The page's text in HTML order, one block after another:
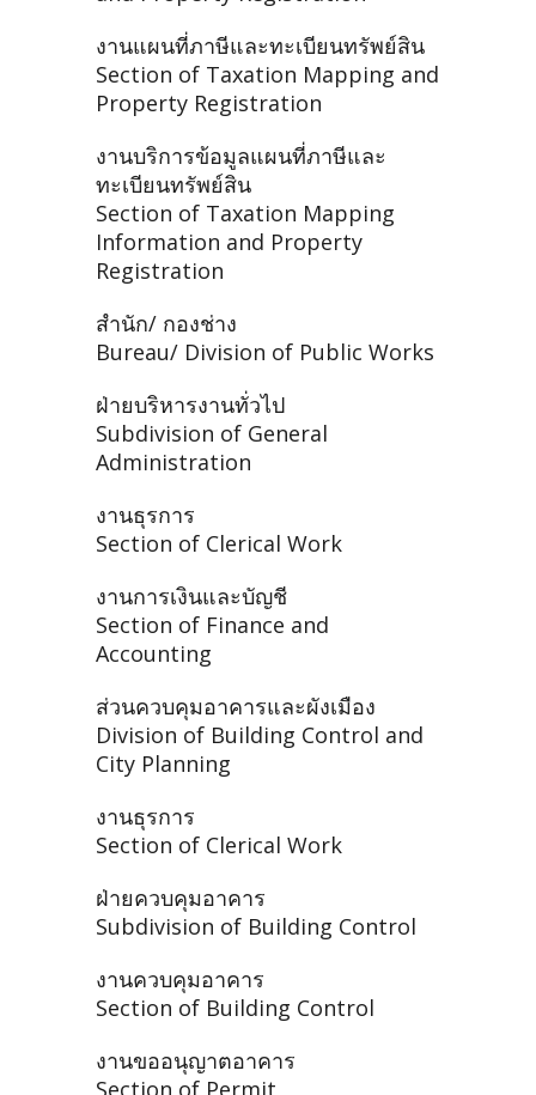
งานแผนที่ภาษีและทะเบียนทรัพย์สิน
Section of Taxation Mapping and
Property Registration
งานบริการข้อมูลแผนที่ภาษีและ
ทะเบียนทรัพย์สิน
Section of Taxation Mapping
Information and Property
Registration
สำนัก/ กองช่าง
Bureau/ Division of Public Works
ฝ่ายบริหารงานทั่วไป
Subdivision of General
Administration
งานธุรการ
Section of Clerical Work
งานการเงินและบัญชี
Section of Finance and
Accounting
ส่วนควบคุมอาคารและผังเมือง
Division of Building Control and
City Planning
งานธุรการ
Section of Clerical Work
ฝ่ายควบคุมอาคาร
Subdivision of Building Control
งานควบคุมอาคาร
Section of Building Control
งานขออนุญาตอาคาร